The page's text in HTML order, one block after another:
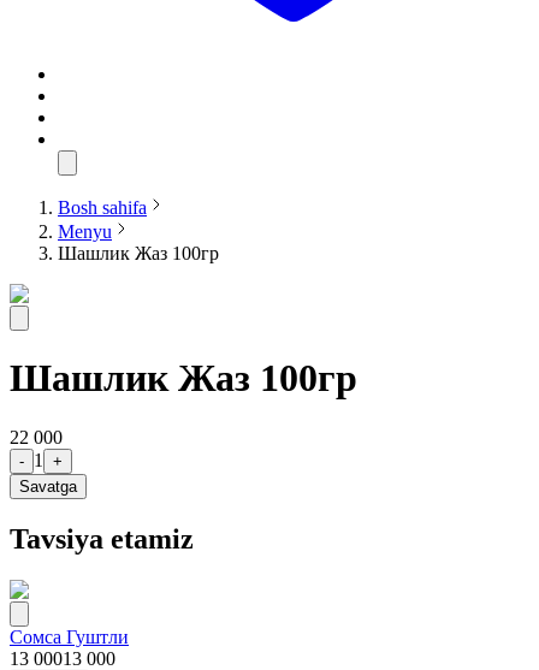
Bosh sahifa
Menyu
Шашлик Жаз 100гр
Шашлик Жаз 100гр
22 000
- 1
+
Savatga
Tavsiya etamiz
Сомса Гуштли
13 00013 000